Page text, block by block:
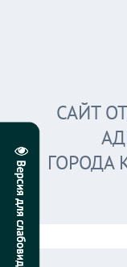
САЙТ
ГОРОДА